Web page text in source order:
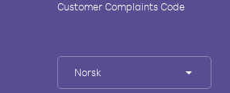
Customer Complaints Code
Norsk